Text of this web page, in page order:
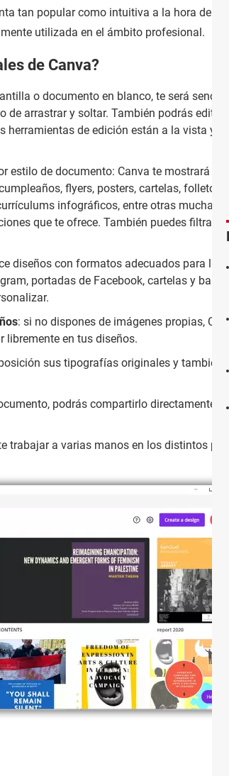
tan popular como intuitiva a la hora de
utilizada en el ámbito profesional.
de Canva?
o documento en blanco, te será sencillo
arrastrar y soltar. También podrás editar
de edición están a la vista y
estilo de documento: Canva te mostrará su
flyers, posters, cartelas, folletos,
infográficos, entre otras muchas
que te ofrece. También puedes filtrar
diseños con formatos adecuados para las
portadas de Facebook, cartelas y
: si no dispones de imágenes propias,
libremente en tus diseños.
sus tipografías originales y también
podrás compartirlo directamente
trabajar a varias manos en los distintos